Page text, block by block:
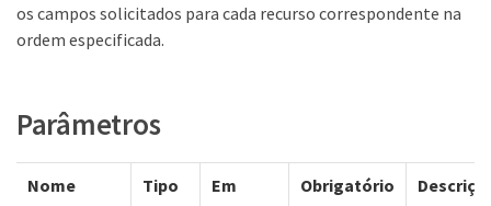
os campos solicitados para cada recurso correspondente na
ordem especificada.
Parâmetros
Nome Tipo Em Obrigatório